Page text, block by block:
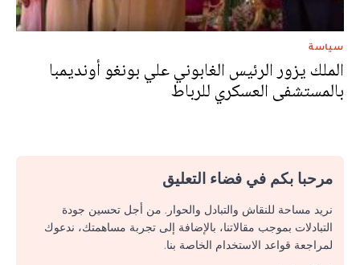
سياسة
الملك يزور الرئيس الغابوني علي بونغو أونديمبا
بالمستشفى العسكري للرباط
مرحبا بكم في فضاء التعليق
نريد مساحة للنقاش والتبادل والحوار. من أجل تحسين جودة
التبادلات بموجب مقالاتنا، بالإضافة إلى تجربة مساهمتك، ندعوك
لمراجعة قواعد الاستخدام الخاصة بنا.